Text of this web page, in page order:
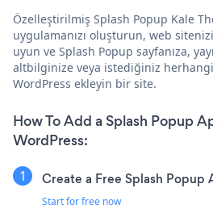
Özelleştirilmiş Splash Popup Kale
uygulamanızı oluşturun, web
uyun ve Splash Popup sayfanıza,
altbilginize veya istediğiniz
WordPress ekleyin bir site.
How To Add a Splash Popup
WordPress:
Create a Free Splash Popup
Start for free now